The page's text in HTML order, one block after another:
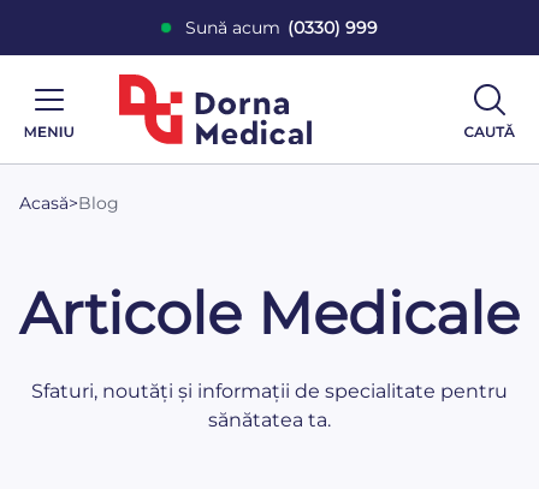
Sună acum (0330) 999
Acasă>Blog
Articole Medicale
Sfaturi, noutăți și informații de specialitate pentru
sănătatea ta.